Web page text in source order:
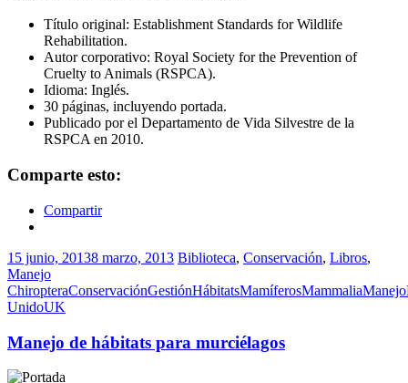
Título original: Establishment Standards for Wildlife
Rehabilitation.
Autor corporativo: Royal Society for the Prevention of
Cruelty to Animals (RSPCA).
Idioma: Inglés.
30 páginas, incluyendo portada.
Publicado por el Departamento de Vida Silvestre de la
RSPCA en 2010.
Comparte esto:
Compartir
15 junio, 20138 marzo, 2013 Biblioteca, Conservación, Libros,
Manejo
ChiropteraConservaciónGestiónHábitatsMamíferosMammaliaManejo
UnidoUK
Manejo de hábitats para murciélagos